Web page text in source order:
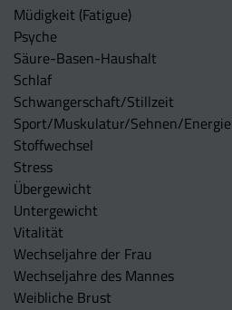
Müdigkeit (Fatigue)
Psyche
Säure-Basen-Haushalt
Schlaf
Schwangerschaft/Stillzeit
Sport/Muskulatur/Sehnen/Energie
Stoffwechsel
Stress
Übergewicht
Untergewicht
Vitalität
Wechseljahre der Frau
Wechseljahre des Mannes
Weibliche Brust